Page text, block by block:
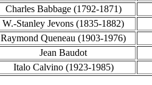
Charles Babbage (1792-1871)
W.-Stanley Jevons (1835-1882)
Raymond Queneau (1903-1976)
Jean Baudot
Italo Calvino (1923-1985)